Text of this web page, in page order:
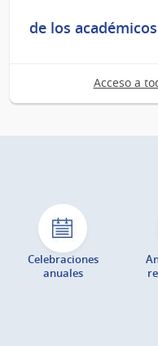
de los académicos
Acceso a
Celebraciones
anuales